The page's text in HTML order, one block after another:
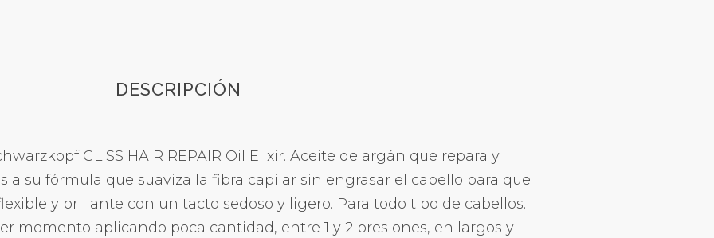
DESCRIPCIÓN
GLISS HAIR REPAIR Oil Elixir. Aceite de argán que repara y
a su fórmula que suaviza la fibra capilar sin engrasar el cabello para que
y brillante con un tacto sedoso y ligero. Para todo tipo de cabellos.
momento aplicando poca cantidad, entre 1 y 2 presiones, en largos y